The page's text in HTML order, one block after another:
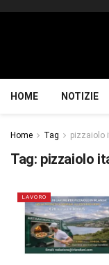
HOME NOTIZIE
Home Tag pizzaiolo
Tag: pizzaiolo
LAVORO